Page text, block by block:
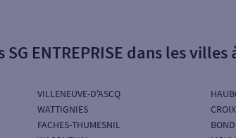
SG ENTREPRISE dans les
VILLENEUVE-D'ASCQ
WATTIGNIES
FACHES-THUMESNIL
CROIX